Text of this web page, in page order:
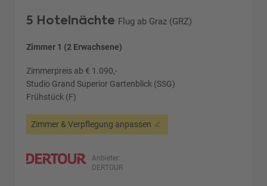
5 Hotelnächte Flug ab Graz (GRZ)
Zimmer 1 (2 Erwachsene)
Zimmerpreis ab € 1.090,-
Studio Grand Superior Gartenblick (SSG)
Frühstück (F)
Zimmer & Verpflegung anpassen
Anbieter:
DERTOUR